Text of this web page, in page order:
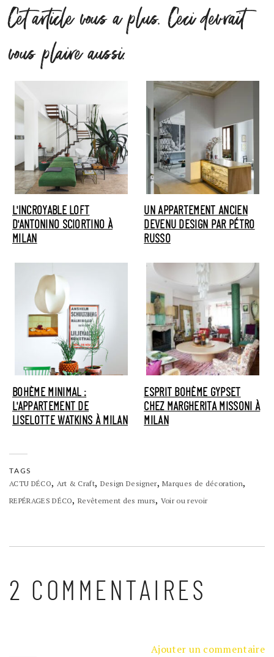
Cet article vous a plus. Ceci devrait
vous plaire aussi.
L'INCROYABLE LOFT
D'ANTONINO SCIORTINO À
MILAN
UN APPARTEMENT ANCIEN
DEVENU DESIGN PAR PÉTRO
RUSSO
BOHÈME MINIMAL :
L'APPARTEMENT DE
LISELOTTE WATKINS À MILAN
ESPRIT BOHÈME GYPSET
CHEZ MARGHERITA MISSONI À
MILAN
TAGS
ACTU DÉCO, Art & Craft, Design Designer,Marques de décoration,
REPÉRAGES DÉCO,Revêtement des murs, Voir ou revoir
2 COMMENTAIRES
Ajouter un commentaire